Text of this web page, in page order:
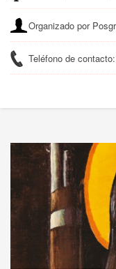
Organizado por
Teléfono de